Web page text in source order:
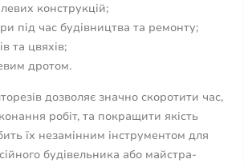
конструкцій;
під час будівництва та ремонту;
та цвяхів;
дротом.
дозволяє значно скоротити час,
робіт, та покращити якість
їх незамінним інструментом для
будівельника або майстра-